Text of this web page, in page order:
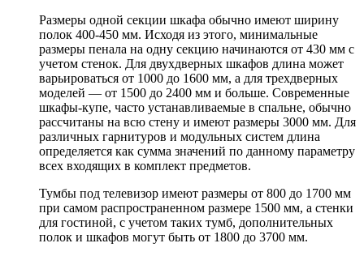
Размеры одной секции шкафа обычно имеют ширину
полок 400-450 мм. Исходя из этого, минимальные
размеры пенала на одну секцию начинаются от 430 мм с
учетом стенок. Для двухдверных шкафов длина может
варьироваться от 1000 до 1600 мм, а для трехдверных
моделей — от 1500 до 2400 мм и больше. Современные
шкафы-купе, часто устанавливаемые в спальне, обычно
рассчитаны на всю стену и имеют размеры 3000 мм. Для
различных гарнитуров и модульных систем длина
определяется как сумма значений по данному параметру
всех входящих в комплект предметов.
Тумбы под телевизор имеют размеры от 800 до 1700 мм
при самом распространенном размере 1500 мм, а стенки
для гостиной, с учетом таких тумб, дополнительных
полок и шкафов могут быть от 1800 до 3700 мм.